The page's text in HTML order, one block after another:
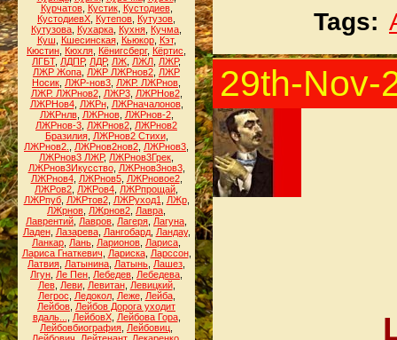
Курчатов, Кустик, Кустодиев,
КустодиевХ Кутепов Кутузов
Кутузова Кухарка Кухня Кучма
Куш
Кшесинская, Кьюкор, Кэт,
Кюстин Кюхля Кёнигсберг, Кёртис
ЛГБТ, ЛДПР, ЛДР, ЛЖ ЛЖЛ ЛЖР,
ЛЖР Жопа ЛЖР ЛЖРнов2 ЛЖР
Носик ЛЖР-нов3 ЛЖР. ЛЖРнов
ЛЖР. ЛЖРнов2, ЛЖР3, ЛЖРНов2,
ЛЖРНов4, ЛЖРн, ЛЖРначалонов,
ЛЖРнлв, ЛЖРнов, ЛЖРнов-2,
ЛЖРнов-3 ЛЖРнов2 ЛЖРнов2
Бразилия, ЛЖРнов2 Стихи,
ЛЖРнов2.
ЛЖРнов2нов2 ЛЖРнов3
ЛЖРнов3 ЛЖР, ЛЖРнов3Грек
ЛЖРнов3Икусство, ЛЖРнов3нов3,
ЛЖРнов4, ЛЖРнов5, ЛЖРновое2,
ЛЖРов2 ЛЖРов4 ЛЖРпрощай
ЛЖРпуб, ЛЖРтов2, ЛЖРуход1 ЛЖр,
ЛЖрнов ЛЖрнов2 Лавра
Лаврентий Лавров Лагеря Лагуна
Ладен, Лазарева, Лангобард, Ландау,
Ланкар Лань Ларионов Лариса
Лариса Гнаткевич
Лариска, Ларссон,
Латвия Латынина Латынь Лашез
Лгун Ле Пен Лебедев Лебедева
Лев, Леви, Левитан, Левицкий,
Легрос
Ледокол, Леже, Лейба,
Лейбов Лейбов Дорога уходит
вдаль...
ЛейбовХ, Лейбова Гора,
Лейбовбиография Лейбовиц
Tags:
29th-Nov-